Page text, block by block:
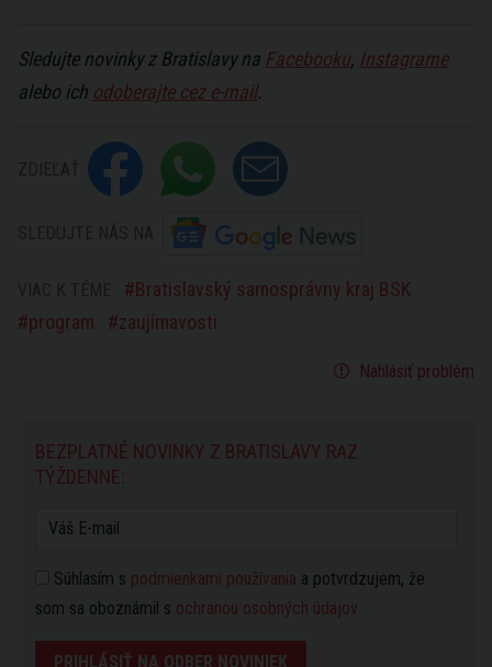
Sledujte novinky z Bratislavy na Facebooku, Instagrame
alebo ich odoberajte cez e-mail.
Bratislavský samosprávny kraj BSK
program
zaujímavosti
Nahlásiť problém
BEZPLATNÉ NOVINKY Z BRATISLAVY RAZ
TÝŽDENNE:
Súhlasím s podmienkami používania a potvrdzujem, že
som sa oboznámil s ochranou osobných údajov
PRIHLÁSIŤ NA ODBER NOVINIEK